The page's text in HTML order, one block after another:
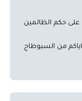
على حكم الظالمين
من السبوطاج